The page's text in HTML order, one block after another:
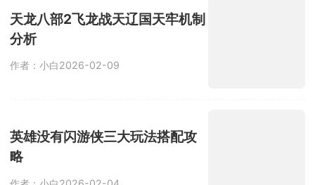
天龙八部2飞龙战天辽国天牢机制
分析
作者：小白2026-02-09
英雄没有闪游侠三大玩法搭配攻
略